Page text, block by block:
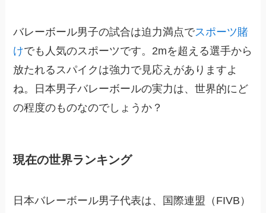
バレーボール男子の試合は迫力満点でスポーツ賭
けでも人気のスポーツです。2mを超える選手から
放たれるスパイクは強力で見応えがありますよ
ね。日本男子バレーボールの実力は、世界的にど
の程度のものなのでしょうか？
現在の世界ランキング
日本バレーボール男子代表は、国際連盟（FIVB）